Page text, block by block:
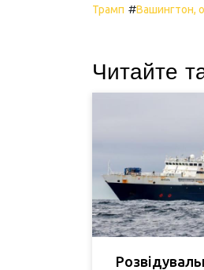
Трамп #Вашингтон,
Читайте